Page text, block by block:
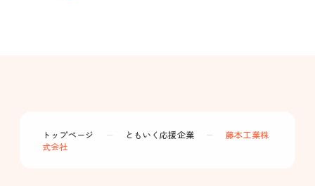
トップページ ー ともいく応援企業 ー
藤本工業株
式会社